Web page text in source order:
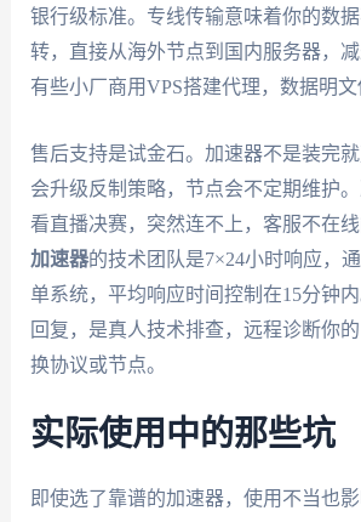
银行级标准。专线传输意味着你的数
转，直接从海外节点到国内服务器，减
有些小厂商用VPS搭建代理，数据明文
售后支持是试金石。加速器不是装完
会升级反制策略，节点会不定期维护
看直播决赛，突然连不上，客服不在线
加速器的技术团队是7×24小时响应，
单系统，平均响应时间控制在15分钟
回复，是真人技术排查，远程诊断你
换协议或节点。
实际使用中的那些坑
即使选了靠谱的加速器，使用不当也